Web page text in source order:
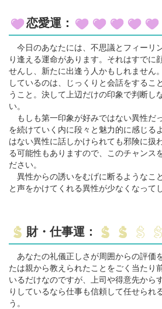
恋愛運：
今日のあなたには、不思議とフィーリ
り逢える運命があります。それはすでに
せんし、新たに出逢う人かもしれません
しているのは、じっくりと会話をするこ
うこと。決して上辺だけの印象で判断し
い。
もしも第一印象が好みではない異性だ
を続けていく内に段々と魅力的に感じる
はない異性に話しかけられても邪険に扱
る可能性もありますので、このチャンス
ださい。
異性からの誘いをむげに断るようなこ
と声をかけてくれる異性が少なくなって
財・仕事運：
あなたの礼儀正しさが周囲からの評価
たは親から教えられたことをごく当たり
いるだけなのですが、上司や得意先から
りしているなら仕事も信頼して任せられ
う。